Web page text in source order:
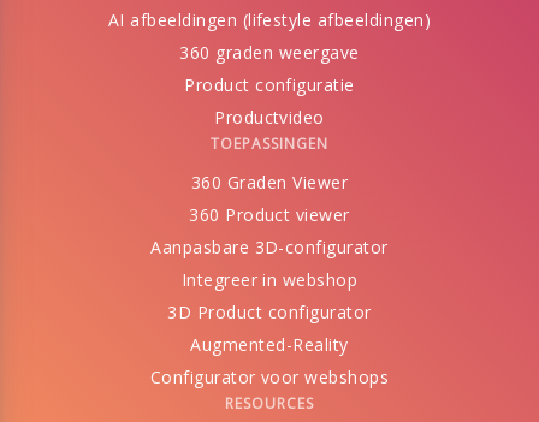
AI afbeeldingen (lifestyle afbeeldingen)
360 graden weergave
Product configuratie
Productvideo
TOEPASSINGEN
360 Graden Viewer
360 Product viewer
Aanpasbare 3D-configurator
Integreer in webshop
3D Product configurator
Augmented-Reality
Configurator voor webshops
RESOURCES